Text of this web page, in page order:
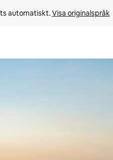
automatiskt. Visa originalspråk